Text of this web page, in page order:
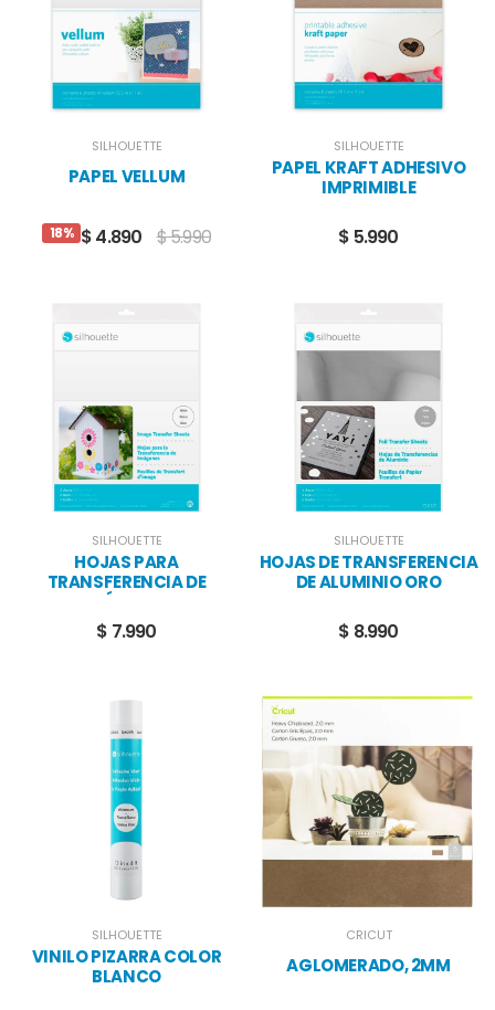
SILHOUETTE
PAPEL VELLUM
18% $ 4.890 $ 5.990
SILHOUETTE
PAPEL KRAFT ADHESIVO
IMPRIMIBLE
$ 5.990
SILHOUETTE
HOJAS PARA
TRANSFERENCIA DE
IMÁGENES
$ 7.990
SILHOUETTE
HOJAS DE TRANSFERENCIA
DE ALUMINIO ORO
$ 8.990
SILHOUETTE
VINILO PIZARRA COLOR
BLANCO
CRICUT
AGLOMERADO, 2MM